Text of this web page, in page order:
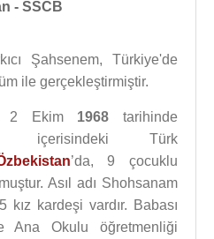
- SSCB
Şahsenem, Türkiye'de
ile gerçekleştirmiştir.
2 Ekim 1968 tarihinde
Türk
’da, 9 çocuklu
Asıl adı Shohsanam
kız kardeşi vardır. Babası
Ana Okulu öğretmenliği